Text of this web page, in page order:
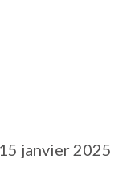
janvier 2025